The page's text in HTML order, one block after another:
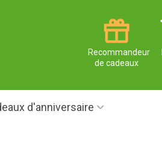
Recommandeur
de cadeaux
d'anniversaire